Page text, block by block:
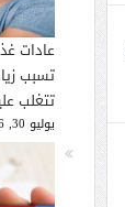
عادات
تسبب
تتغلب
يوليو 30, 2026